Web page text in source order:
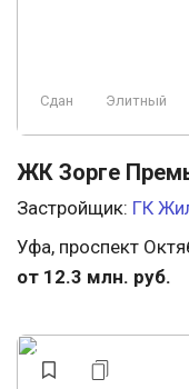
Сдан Элитный
ЖК Зорге
Застройщик: ГК
Уфа, проспект
от 12.3 млн. руб.